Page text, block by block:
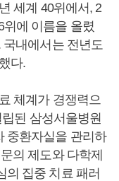
세계 40위에서, 2
위에 이름을 올렸
국내에서는 전년도
다.
체계가 경쟁력으
된 삼성서울병원
중환자실을 관리하
의 제도와 다학제
의 집중 치료 패러